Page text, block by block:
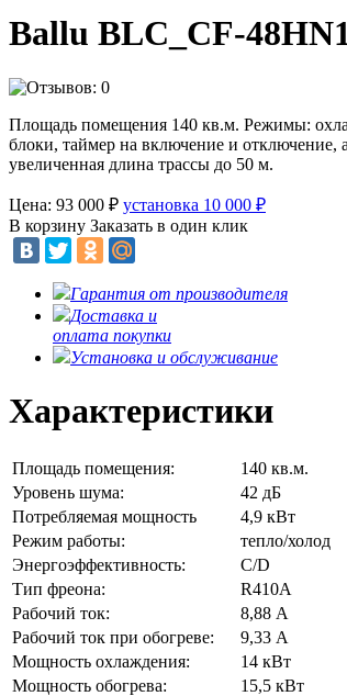
Ballu BLC_CF-
Площадь помещения 140 кв.м. Режимы:
блоки, таймер на включение и отключение,
увеличенная длина трассы до 50 м.
Цена: 93 000 ₽ установка 10 000 ₽
В корзину Заказать в один клик
Гарантия от производителя
Доставка и
оплата покупки
Установка и обслуживание
Характеристики
Площадь помещения:
140 кв.м.
Уровень шума:
42 дБ
Потребляемая мощность
4,9 кВт
Режим работы:
тепло/холод
Энергоэффективность:
С/D
Тип фреона:
R410A
Рабочий ток:
8,88 А
Рабочий ток при обогреве:
9,33 А
Мощность охлаждения:
14 кВт
Мощность обогрева:
15,5 кВт